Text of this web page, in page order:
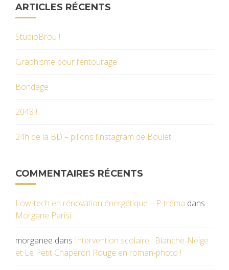
ARTICLES RÉCENTS
StudioBrou !
Graphisme pour l’entourage
Bondage
2048 !
24h de la BD – pillons l’instagram de Boulet
COMMENTAIRES RÉCENTS
Low-tech en rénovation énergétique – P-tréma dans
Morgane Parisi
morganee dans Intervention scolaire : Blanche-Neige
et Le Petit Chaperon Rouge en roman-photo !